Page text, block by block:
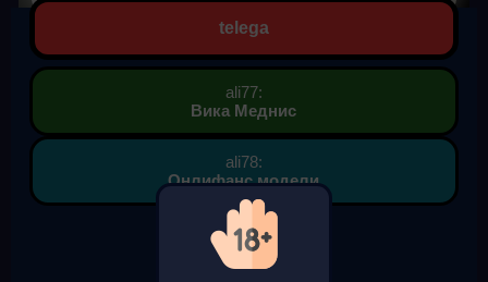
telega
ali77:
Вика Меднис
ali78:
Онлифанс модели
Фото Вика Меднис
ali79: 960 px.